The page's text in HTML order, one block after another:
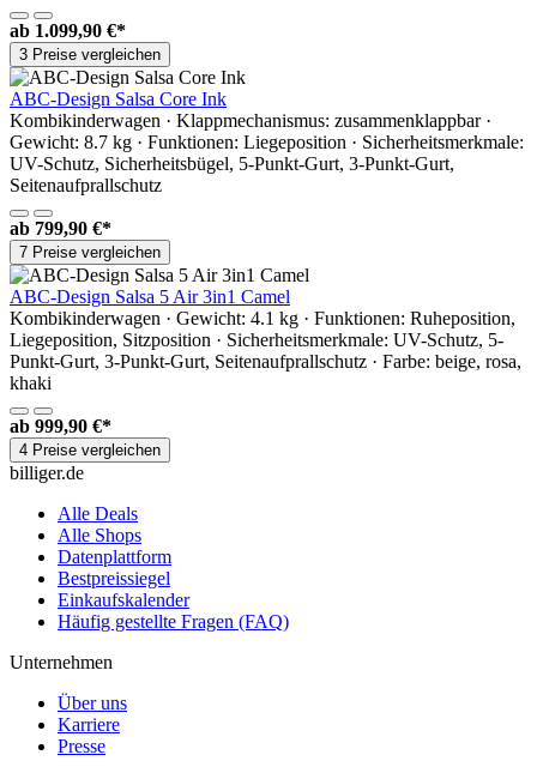
ab 1.099,90 €*
3 Preise vergleichen
ABC-Design Salsa Core Ink
Kombikinderwagen · Klappmechanismus: zusammenklappbar ·
Gewicht: 8.7 kg · Funktionen: Liegeposition · Sicherheitsmerkmale:
UV-Schutz, Sicherheitsbügel, 5-Punkt-Gurt, 3-Punkt-Gurt,
Seitenaufprallschutz
ab 799,90 €*
7 Preise vergleichen
ABC-Design Salsa 5 Air 3in1 Camel
Kombikinderwagen · Gewicht: 4.1 kg · Funktionen: Ruheposition,
Liegeposition, Sitzposition · Sicherheitsmerkmale: UV-Schutz, 5-
Punkt-Gurt, 3-Punkt-Gurt, Seitenaufprallschutz · Farbe: beige, rosa,
khaki
ab 999,90 €*
4 Preise vergleichen
billiger.de
Alle Deals
Alle Shops
Datenplattform
Bestpreissiegel
Einkaufskalender
Häufig gestellte Fragen (FAQ)
Unternehmen
Über uns
Karriere
Presse